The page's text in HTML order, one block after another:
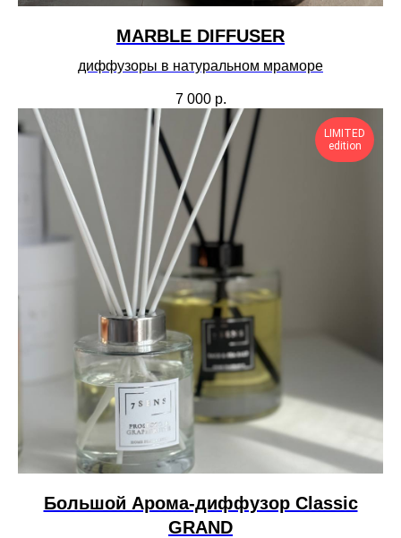
MARBLE DIFFUSER
диффузоры в натуральном мраморе
7 000 р.
LIMITED
edition
Большой Арома-диффузор Сlassic
GRAND